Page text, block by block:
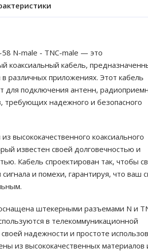
58 N-male - TNC-male — это
коаксиальный кабель,
различных приложениях. Этот кабель
для подключения антенн,
требующих надежного и безопасного
высококачественного коаксиального
известен своей долговечностью и
Кабель спроектирован так, чтобы
и помехи, гарантируя, что ваш
штекерными разъемами N и
в телекоммуникационной
надежности и простоте
из высококачественных материалов